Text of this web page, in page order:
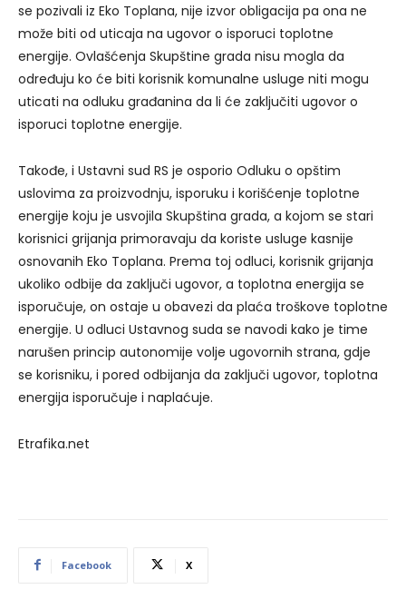
se pozivali iz Eko Toplana, nije izvor obligacija pa ona ne
može biti od uticaja na ugovor o isporuci toplotne
energije. Ovlašćenja Skupštine grada nisu mogla da
određuju ko će biti korisnik komunalne usluge niti mogu
uticati na odluku građanina da li će zaključiti ugovor o
isporuci toplotne energije.
Takođe, i Ustavni sud RS je osporio Odluku o opštim
uslovima za proizvodnju, isporuku i korišćenje toplotne
energije koju je usvojila Skupština grada, a kojom se stari
korisnici grijanja primoravaju da koriste usluge kasnije
osnovanih Eko Toplana. Prema toj odluci, korisnik grijanja
ukoliko odbije da zaključi ugovor, a toplotna energija se
isporučuje, on ostaje u obavezi da plaća troškove toplotne
energije. U odluci Ustavnog suda se navodi kako je time
narušen princip autonomije volje ugovornih strana, gdje
se korisniku, i pored odbijanja da zaključi ugovor, toplotna
energija isporučuje i naplaćuje.
Etrafika.net
Facebook X